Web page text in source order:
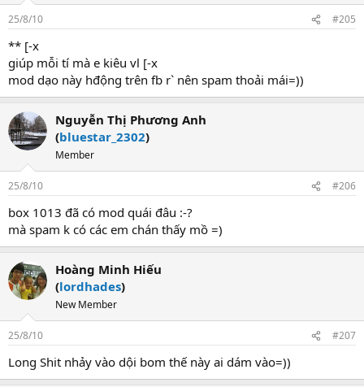
25/8/10 #205
** [-x
giúp mỗi tí mà e kiêu vl [-x
mod dạo này hđộng trên fb r` nên spam thoải mái=))
Nguyễn Thị Phương Anh
(bluestar_2302)
Member
25/8/10 #206
box 1013 đã có mod quái đâu :-?
mà spam k có các em chán thấy mồ =)
Hoàng Minh Hiếu
(lordhades)
New Member
25/8/10 #207
Long Shit nhảy vào dội bom thế này ai dám vào=))